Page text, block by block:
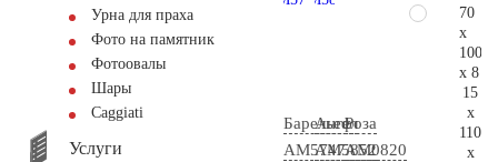
Урна для праха
Фото на памятник
Фотоовалы
Шары
Сaggiati
Услуги
Барельеф
AM5747
Ангел
AM5852
Роза
AM0820
70
x
100
x 8
15
x
110
x